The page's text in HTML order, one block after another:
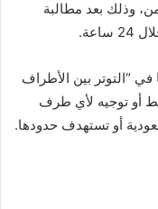
وذلك بعد مطالبة
“التوتر بين الأطراف
أو توجيه لأي طرف
أو تستهدف حدودها.